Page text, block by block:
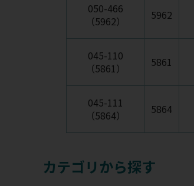
050-466
（5962）
5962
045-110
（5861）
5861
045-111
（5864）
5864
カテゴリから探す